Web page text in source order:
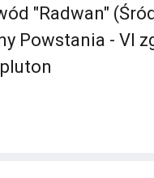
"Radwan"
Powstania - VI